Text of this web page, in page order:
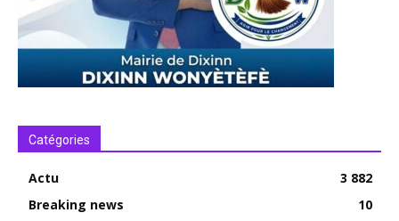
Catégories
Actu
3 882
Breaking news
10